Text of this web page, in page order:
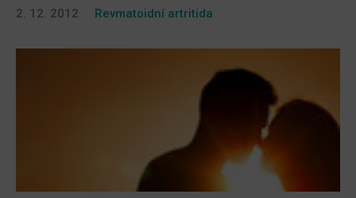
2. 12. 2012 Revmatoidní artritida